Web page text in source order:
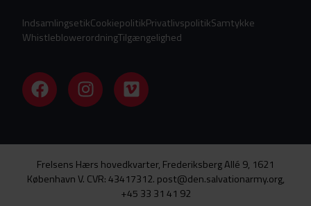
IndsamlingsetikCookiepolitikPrivatlivspolitikSamtykke
WhistleblowerordningTilgængelighed
Frelsens Hærs hovedkvarter, Frederiksberg Allé 9, 1621
København V. CVR: 43417312. post@den.salvationarmy.org,
+45 33 31 41 92